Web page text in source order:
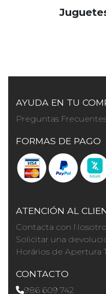
AYUDA EN TU
Preguntas
FORMAS DE PAGO
ATENCIÓN AL
Contacta con
Solicitar una
Horários de Apertura
CONTACTO
986 609 742